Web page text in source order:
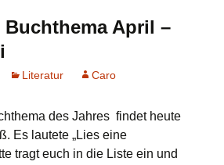
April –
Literatur Caro
des Jahres findet heute
Es lautete „Lies eine
tragt euch in die Liste ein und